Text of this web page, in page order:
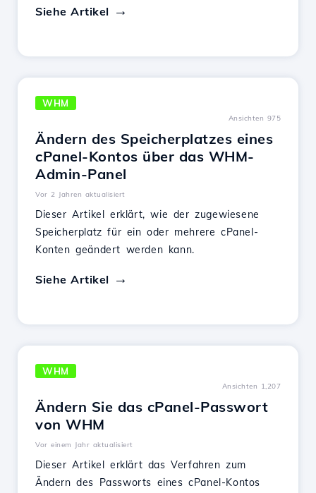
Siehe Artikel
WHM
Ansichten 975
Ändern des Speicherplatzes eines
cPanel-Kontos über das WHM-
Admin-Panel
Vor 2 Jahren aktualisiert
Dieser Artikel erklärt, wie der zugewiesene
Speicherplatz für ein oder mehrere cPanel-
Konten geändert werden kann.
Siehe Artikel
WHM
Ansichten 1,207
Ändern Sie das cPanel-Passwort
von WHM
Vor einem Jahr aktualisiert
Dieser Artikel erklärt das Verfahren zum
Ändern des Passworts eines cPanel-Kontos